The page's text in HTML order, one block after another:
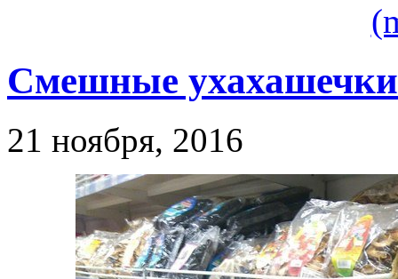
Смешные
21 ноября, 2016